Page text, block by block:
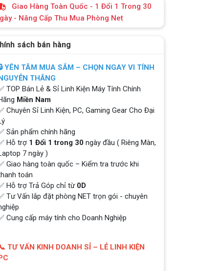
Giao Hàng Toàn Quốc - 1 Đổi 1 Trong 30
- Nâng Cấp Thu Mua Phòng Net
sách bán hàng
YÊN TÂM MUA SẮM – CHỌN NGAY VI TÍNH
THẮNG
TOP Bán Lẻ & Sỉ Linh Kiện Máy Tính Chính
Miền Nam
Chuyên Sỉ Linh Kiện, PC, Gaming Gear Cho Đại
Sản phẩm chính hãng
Hỗ trợ 1 Đổi 1 trong 30 ngày đầu ( Riêng Màn,
7 ngày )
Giao hàng toàn quốc – Kiểm tra trước khi
toán
Hỗ trợ Trả Góp chỉ từ 0D
Tư Vấn lắp đặt phòng NET trọn gói - chuyên
Cung cấp máy tính cho Doanh Nghiệp
TƯ VẤN KINH DOANH SỈ – LẺ LINH KIỆN